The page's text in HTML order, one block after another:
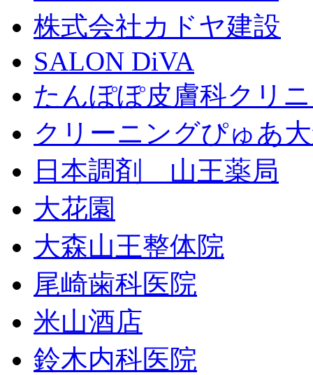
株式会社カドヤ建設
SALON DiVA
たんぽぽ皮膚科クリ
クリーニングぴゅあ
日本調剤 山王薬局
大花園
大森山王整体院
尾崎歯科医院
米山酒店
鈴木内科医院